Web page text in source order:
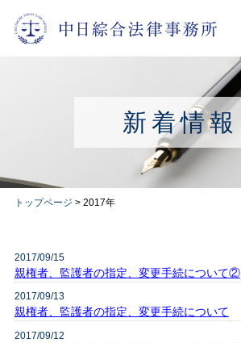
新着情報
トップページ > 2017年
2017/09/15
親権者、監護者の指定、変更手続について②
2017/09/13
親権者、監護者の指定、変更手続について
2017/09/12